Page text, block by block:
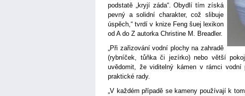
podstatě „kryjí záda“. Obydlí tím získá
pevný a solidní charakter, což slibuje
úspěch,“ tvrdí v knize Feng šuej lexikon
od A do Z autorka Christine M. Breadler.
„Při zařizování vodní plochy na zahradě
(rybníček, tůňka či jezírko) nebo větší
uvědomit, že viditelný kámen v rámci vodní
praktické rady.
„V každém případě se kameny používají k